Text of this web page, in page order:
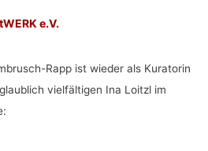
e.V.
Rapp ist wieder als Kuratorin
vielfältigen Ina Loitzl im